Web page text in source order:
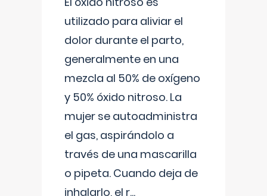
utilizado para aliviar el
dolor durante el parto,
generalmente en una
mezcla al 50% de oxígeno
y 50% óxido nitroso. La
mujer se autoadministra
el gas, aspirándolo a
través de una mascarilla
o pipeta. Cuando deja de
inhalarlo, el r...